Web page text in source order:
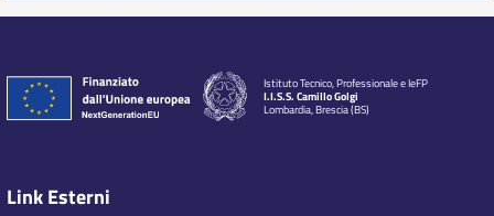
Istituto Tecnico, Professionale e IeFP
I.I.S.S. Camillo Golgi
Lombardia, Brescia (BS)
Link Esterni